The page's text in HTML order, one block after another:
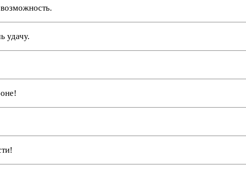
удачу.